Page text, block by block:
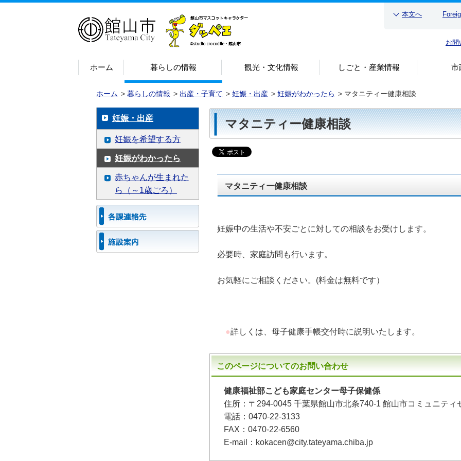
本文へ
お問
ホーム 暮らしの情報 観光・文化情報 しごと・産業情報 市
ホーム > 暮らしの情報 > 出産・子育て > 妊娠・出産 > 妊娠がわかったら > マタニティー健康相談
マタニティー健康相談
マタニティー健康相談
妊娠中の生活や不安ごとに対しての相談をお受けします。
必要時、家庭訪問も行います。
お気軽にご相談ください。(料金は無料です）
●詳しくは、母子健康手帳交付時に説明いたします。
このページについてのお問い合わせ
健康福祉部こども家庭センター母子保健係
住所： 〒294-0045 千葉県館山市北条740-1 館山市コミュニティ
電話： 0470-22-3133
FAX：0470-22-6560
E-mail：kokacen@city.tateyama.chiba.jp
妊娠・出産
妊娠を希望する方
妊娠がわかったら
赤ちゃんが生まれた
ら（～1歳ごろ）